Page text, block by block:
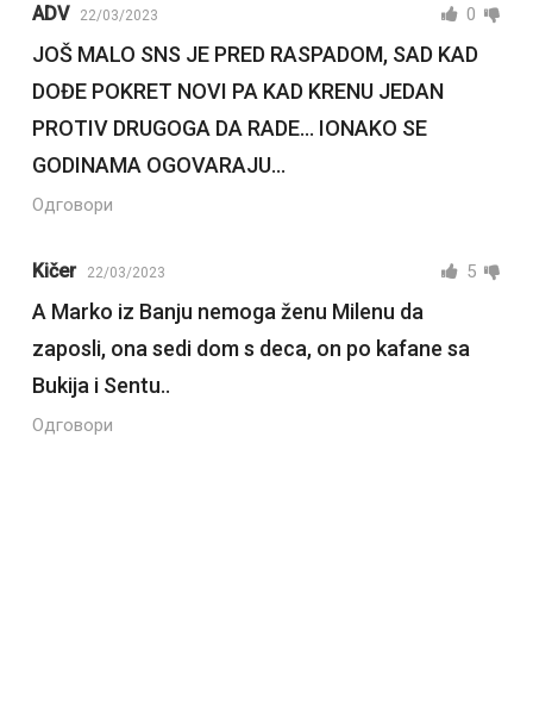
ADV 22/03/2023 0
JOŠ MALO SNS JE PRED RASPADOM, SAD KAD
DOĐE POKRET NOVI PA KAD KRENU JEDAN
PROTIV DRUGOGA DA RADE… IONAKO SE
GODINAMA OGOVARAJU…
Одговори
Kičer 22/03/2023 5
A Marko iz Banju nemoga ženu Milenu da
zaposli, ona sedi dom s deca, on po kafane sa
Bukija i Sentu..
Одговори